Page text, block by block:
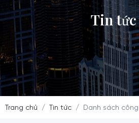
Tin tức
Trang chủ Tin tức Danh sách